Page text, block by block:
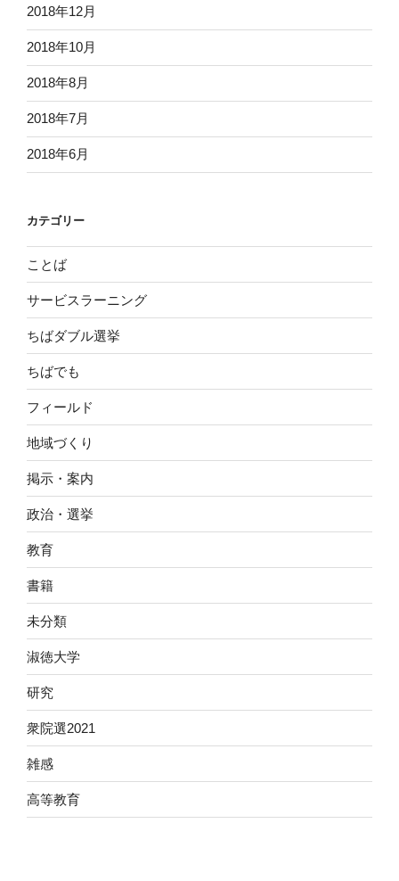
2018年12月
2018年10月
2018年8月
2018年7月
2018年6月
カテゴリー
ことば
サービスラーニング
ちばダブル選挙
ちばでも
フィールド
地域づくり
掲示・案内
政治・選挙
教育
書籍
未分類
淑徳大学
研究
衆院選2021
雑感
高等教育